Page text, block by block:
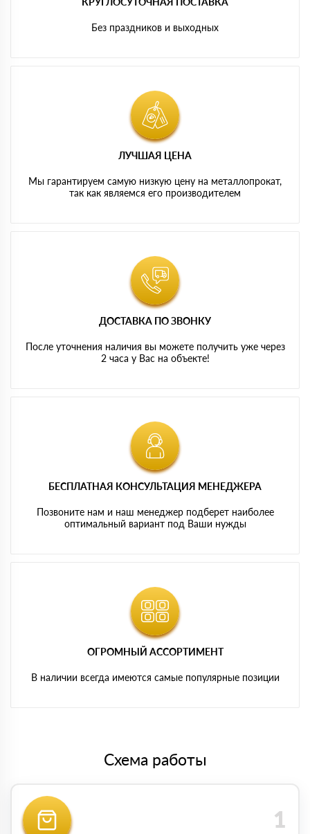
Без праздников и выходных
ЛУЧШАЯ ЦЕНА
Мы гарантируем самую низкую цену на металлопрокат,
так как являемся его производителем
ДОСТАВКА ПО ЗВОНКУ
После уточнения наличия вы можете получить уже через
2 часа у Вас на объекте!
БЕСПЛАТНАЯ КОНСУЛЬТАЦИЯ МЕНЕДЖЕРА
Позвоните нам и наш менеджер подберет наиболее
оптимальный вариант под Ваши нужды
ОГРОМНЫЙ АССОРТИМЕНТ
В наличии всегда имеются самые популярные позиции
Схема работы